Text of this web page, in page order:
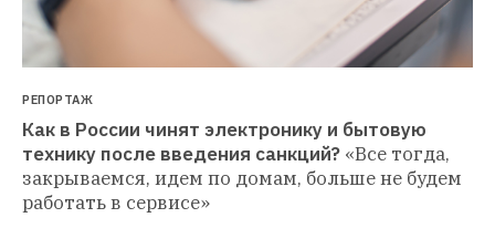
РЕПОРТАЖ
Как в России чинят электронику и бытовую
технику после введения санкций? «Все тогда,
закрываемся, идем по домам, больше не будем
работать в сервисе»